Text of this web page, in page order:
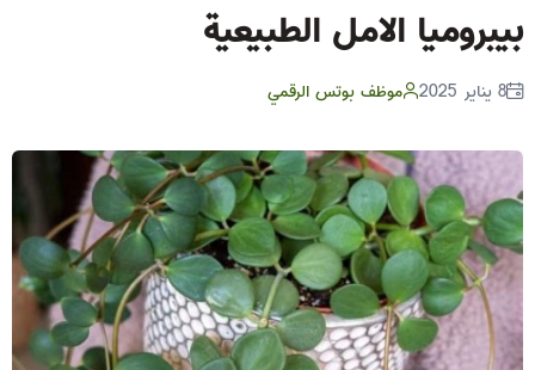
بيبروميا الامل الطبيعية
8 يناير 2025 موظف بوتس الرقمي